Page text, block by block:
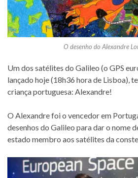
O desenho do Alexandre
Um dos satélites do Galileo (o GPS
lançado hoje (18h36 hora de Lisboa),
criança portuguesa: Alexandre!
O Alexandre foi o vencedor em
desenhos do Galileo para dar o nome
estado membro aos satélites da